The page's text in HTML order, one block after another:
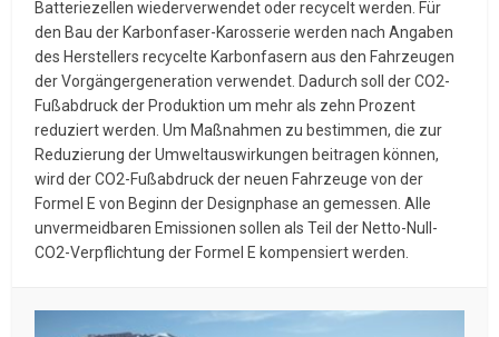
Batteriezellen wiederverwendet oder recycelt werden. Für
den Bau der Karbonfaser-Karosserie werden nach Angaben
des Herstellers recycelte Karbonfasern aus den Fahrzeugen
der Vorgängergeneration verwendet. Dadurch soll der CO2-
Fußabdruck der Produktion um mehr als zehn Prozent
reduziert werden. Um Maßnahmen zu bestimmen, die zur
Reduzierung der Umweltauswirkungen beitragen können,
wird der CO2-Fußabdruck der neuen Fahrzeuge von der
Formel E von Beginn der Designphase an gemessen. Alle
unvermeidbaren Emissionen sollen als Teil der Netto-Null-
CO2-Verpflichtung der Formel E kompensiert werden.